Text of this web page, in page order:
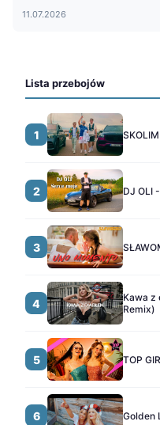
11.07.2026
Lista przebojów
1
2 DJ OLI
3
4
Kawa z
Remix)
5 TOP
6 Golden